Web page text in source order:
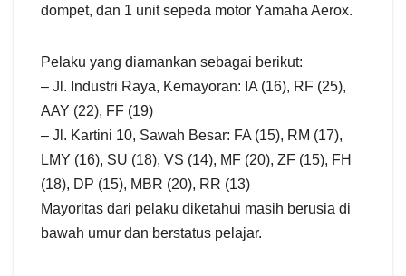
dompet, dan 1 unit sepeda motor Yamaha Aerox.
Pelaku yang diamankan sebagai berikut:
– Jl. Industri Raya, Kemayoran: IA (16), RF (25),
AAY (22), FF (19)
– Jl. Kartini 10, Sawah Besar: FA (15), RM (17),
LMY (16), SU (18), VS (14), MF (20), ZF (15), FH
(18), DP (15), MBR (20), RR (13)
Mayoritas dari pelaku diketahui masih berusia di
bawah umur dan berstatus pelajar.